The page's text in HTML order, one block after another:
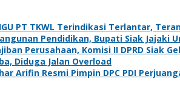
PT TKWL Terindikasi Terlantar,
Pendidikan, Bupati Siak Jajaki
Perusahaan, Komisi II DPRD Siak
Diduga Jalan Overload
Arifin Resmi Pimpin DPC PDI